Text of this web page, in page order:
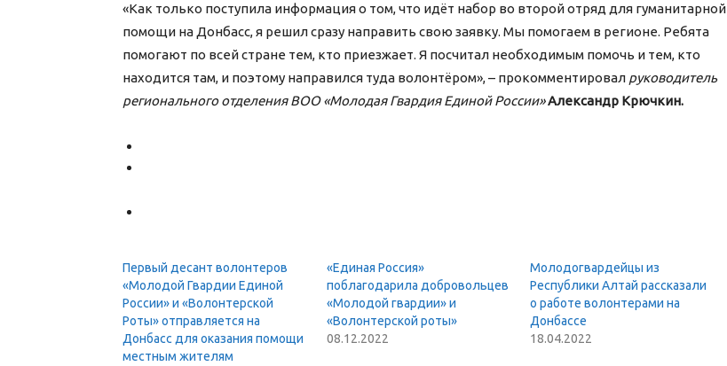
«Как только поступила информация о том, что идёт набор во второй отряд для гуманитарной
помощи на Донбасс, я решил сразу направить свою заявку. Мы помогаем в регионе. Ребята
помогают по всей стране тем, кто приезжает. Я посчитал необходимым помочь и тем, кто
находится там, и поэтому направился туда волонтёром», – прокомментировал руководитель
регионального отделения ВОО «Молодая Гвардия Единой России»Александр Крючкин.
Первый десант волонтеров
«Молодой Гвардии Единой
России» и «Волонтерской
Роты» отправляется на
Донбасс для оказания помощи
местным жителям
«Единая Россия»
поблагодарила добровольцев
«Молодой гвардии» и
«Волонтерской роты»
08.12.2022
Молодогвардейцы из
Республики Алтай рассказали
о работе волонтерами на
Донбассе
18.04.2022